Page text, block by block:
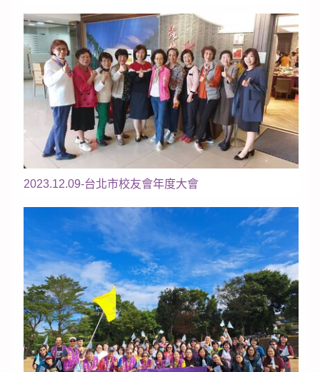
2023.12.09-台北市校友會年度大會